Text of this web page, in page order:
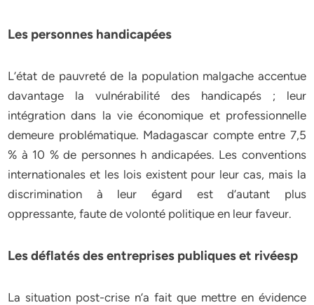
Les personnes handicapées
L’état de pauvreté de la population malgache accentue
davantage la vulnérabilité des handicapés ; leur
intégration dans la vie économique et professionnelle
demeure problématique. Madagascar compte entre 7,5
% à 10 % de personnes h andicapées. Les conventions
internationales et les lois existent pour leur cas, mais la
discrimination à leur égard est d’autant plus
oppressante, faute de volonté politique en leur faveur.
Les déflatés des entreprises publiques et rivéesp
La situation post-crise n’a fait que mettre en évidence